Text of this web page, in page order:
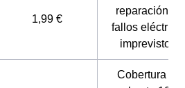
1,99 €
reparación de
fallos
imprevistos.
Cobertura de